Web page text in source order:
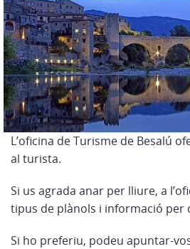
L’oficina de Turisme de Besalú
al turista.
Si us agrada anar per lliure, a
tipus de plànols i informació per
Si ho preferiu, podeu apuntar-